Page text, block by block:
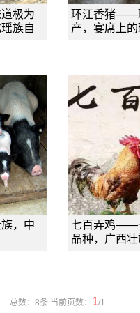
极为
族自
环江香猪——
产，宴席上
，中
七百弄鸡——
品种，广西
总数：8条 当前页数： 1/1